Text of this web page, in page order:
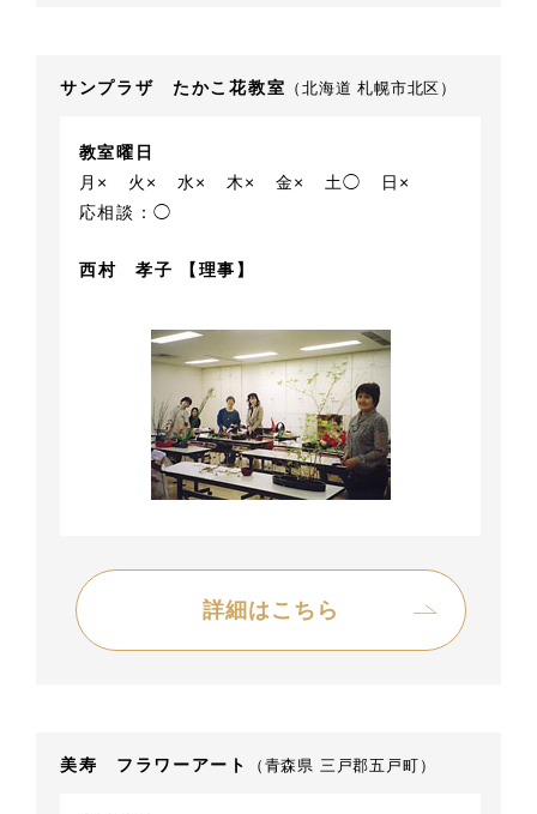
サンプラザ たかこ花教室 （北海道 札幌市北区）
教室曜日
月×
火× 水× 木× 金× 土◯
日×
応相談：◯
西村 孝子 【理事】
詳細はこちら
美寿 フラワーアート （青森県 三戸郡五戸町）